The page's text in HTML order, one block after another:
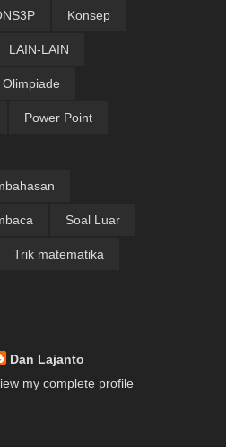
Konsep
LAIN-LAIN
Power Point
Soal Luar
Trik matematika
Dan Lajanto
my complete profile